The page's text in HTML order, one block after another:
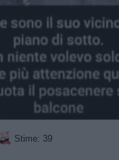
Stime: 39